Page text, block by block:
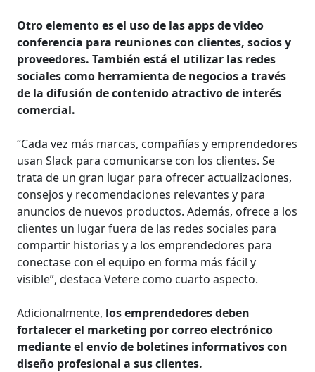
Otro elemento es el uso de las apps de video
conferencia para reuniones con clientes, socios y
proveedores. También está el utilizar las redes
sociales como herramienta de negocios a través
de la difusión de contenido atractivo de interés
comercial.
“Cada vez más marcas, compañías y emprendedores
usan Slack para comunicarse con los clientes. Se
trata de un gran lugar para ofrecer actualizaciones,
consejos y recomendaciones relevantes y para
anuncios de nuevos productos. Además, ofrece a los
clientes un lugar fuera de las redes sociales para
compartir historias y a los emprendedores para
conectase con el equipo en forma más fácil y
visible”, destaca Vetere como cuarto aspecto.
Adicionalmente, los emprendedores deben
fortalecer el marketing por correo electrónico
mediante el envío de boletines informativos con
diseño profesional a sus clientes.